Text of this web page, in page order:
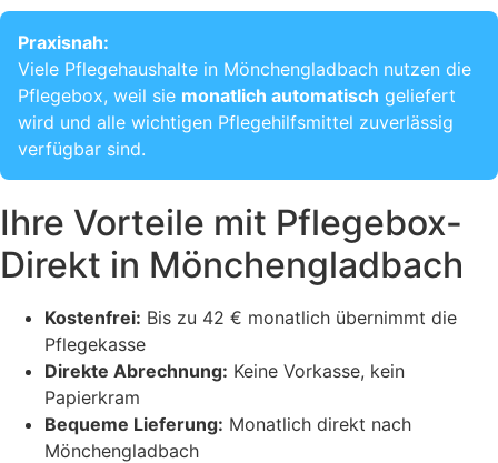
Praxisnah:
Viele Pflegehaushalte in Mönchengladbach nutzen die
Pflegebox, weil sie monatlich automatisch geliefert
wird und alle wichtigen Pflegehilfsmittel zuverlässig
verfügbar sind.
Ihre Vorteile mit Pflegebox-
Direkt in Mönchengladbach
Kostenfrei: Bis zu 42 € monatlich übernimmt die
Pflegekasse
Direkte Abrechnung: Keine Vorkasse, kein
Papierkram
Bequeme Lieferung: Monatlich direkt nach
Mönchengladbach